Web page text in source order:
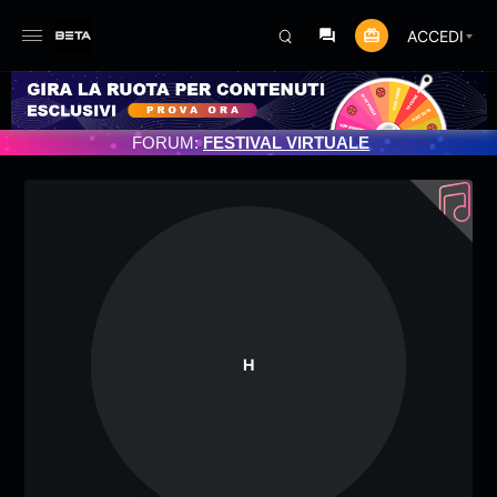
ACCEDI
PROGRAMMATO 3/07/2025
FORUM:FESTIVAL VIRTUALE
H